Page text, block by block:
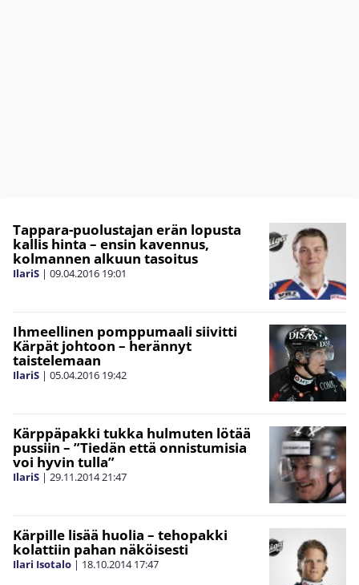
Tappara-puolustajan erän lopusta
kallis hinta – ensin kavennus,
kolmannen alkuun tasoitus
IlariS | 09.04.2016 19:01
Ihmeellinen pomppumaali siivitti
Kärpät johtoon – herännyt
taistelemaan
IlariS | 05.04.2016 19:42
Kärppäpakki tukka hulmuten lötää
pussiin – ”Tiedän että onnistumisia
voi hyvin tulla”
IlariS | 29.11.201421:47
Kärpille lisää huolia – tehopakki
kolattiin pahan näköisesti
Ilari Isotalo | 18.10.2014 17:47